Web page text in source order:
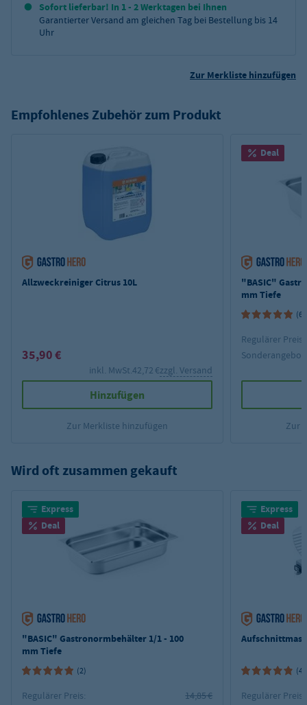
Sofort lieferbar! In 1 - 2 Werktagen bei Ihnen
Garantierter Versand am gleichen Tag bei Bestellung bis 14
Uhr
Zur Merkliste hinzufügen
Empfohlenes Zubehör zum Produkt
Allzweckreiniger Citrus 10L
35,90 €
inkl. MwSt.42,72 €zzgl. Versand
Hinzufügen
Zur Merkliste hinzufügen
Deal
"BASIC"
mm Tiefe
(6)
Regulärer Preis:
Sonderangebot:
Zur
Wird oft zusammen gekauft
Express
Deal
"BASIC" Gastronormbehälter 1/1 - 100
mm Tiefe
(2)
Regulärer Preis:
14,85 €
Express
Deal
(4)
Regulärer Preis: